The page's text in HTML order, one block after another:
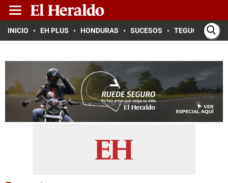
INICIO EH PLUS HONDURAS SUCESOS TEGUCIGALPA